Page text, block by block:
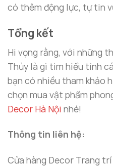
có thêm động lực, tự tin
Tổng kết
Hi vọng rằng, với những
Thủy là gì tìm hiểu tính
bạn có nhiều tham khảo
chọn mua vật phẩm
Decor Hà Nội nhé!
Thông tin liên hệ:
Cửa hàng Decor Trang trí